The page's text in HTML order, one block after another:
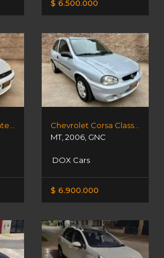
$ 6.500.000
MT,2006 GNC
DOX Cars
$ 6.900.000